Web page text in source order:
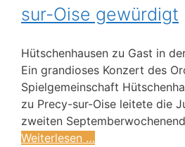
sur-Oise gewürdigt
Hütschenhausen zu Gast in
Ein grandioses Konzert des
Spielgemeinschaft
zu Precy-sur-Oise leitete die
zweiten
Weiterlesen …